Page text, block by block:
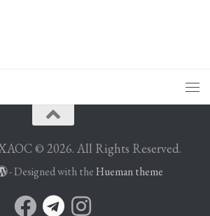
© 2026. All Rights Reserved.
- Designed with theHueman theme